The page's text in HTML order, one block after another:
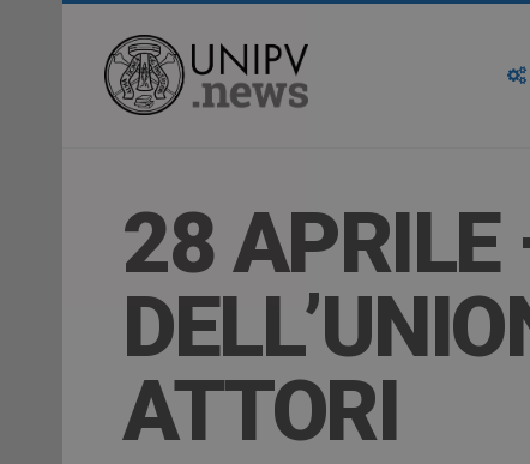
28 APRILE
ATTORI